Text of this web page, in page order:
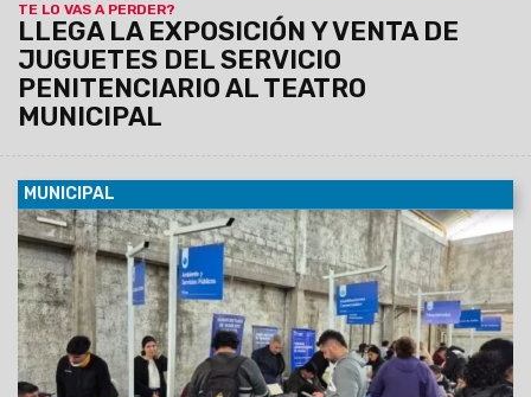
TE LO VAS A PERDER?
LLEGA LA EXPOSICIÓN Y VENTA DE
JUGUETES DEL SERVICIO
PENITENCIARIO AL TEATRO
MUNICIPAL
MUNICIPAL
09/08/2026 Esta mañana se realizó una nueva edición de
"La Muni en tu Barrio" en el Club Deportivo de Solís Pizarro,
donde los vecinos pudieron realizar trámites y gestiones
municipales y provinciales. Además, se desarrolló un
operativo de discapacidad para facilitar el acceso al
Certificado Único de Discapacidad (CUD) y otras
prestaciones.